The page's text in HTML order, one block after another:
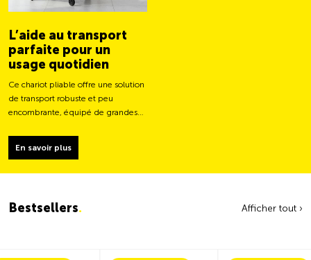
L’aide au transport
parfaite pour un
usage quotidien
Ce chariot pliable offre une solution
de transport robuste et peu
encombrante, équipé de grandes
En savoir plus
Bestsellers. Afficher tout ›